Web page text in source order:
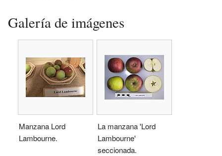
Galería de imágenes
Manzana Lord
Lambourne.
La manzana 'Lord
Lambourne'
seccionada.